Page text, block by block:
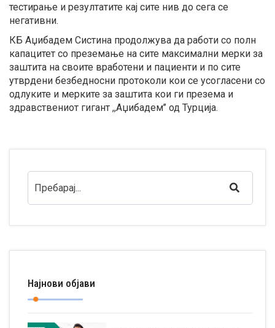
тестирање и резултатите кај сите нив до сега се
негативни.
КБ Аџибадем Систина продолжува да работи со полн
капацитет со преземање на сите максимални мерки за
заштита на своите вработени и пациенти и по сите
утврдени безбедносни протоколи кои се усогласени со
одлуките и мерките за заштита кои ги презема и
здравствениот гигант ,,Аџибадем’’ од Турција.
Најнови објави